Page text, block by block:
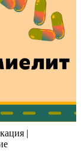
|